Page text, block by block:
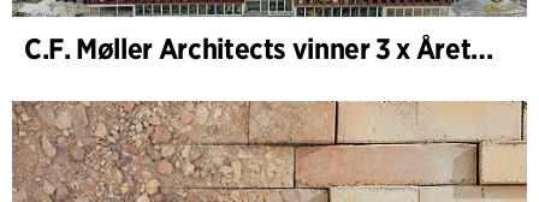
C.F. Møller Architects vinner 3 x Årets Bygg 2025